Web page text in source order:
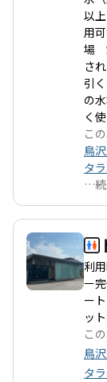
以
用
場
さ
引
の
く
こ
鳥
タ
…
利
ー
ー
ッ
こ
鳥
タ